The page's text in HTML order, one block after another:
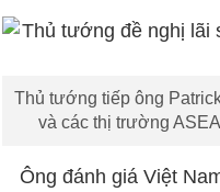
Thủ tướng tiếp ông
và các thị trường
Ông đánh giá Việt